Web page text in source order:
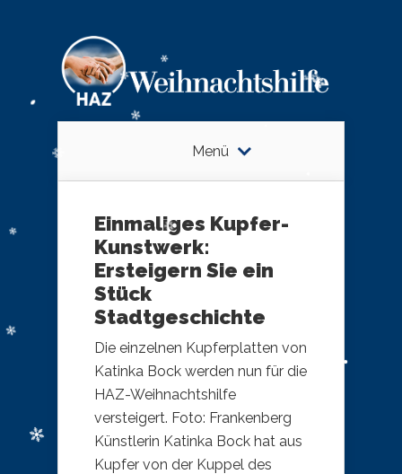
Menü
Einmaliges Kupfer-
Kunstwerk:
Ersteigern Sie ein
Stück
Stadtgeschichte
Die einzelnen Kupferplatten von
Katinka Bock werden nun für die
HAZ-Weihnachtshilfe
versteigert. Foto: Frankenberg
Künstlerin Katinka Bock hat aus
Kupfer von der Kuppel des